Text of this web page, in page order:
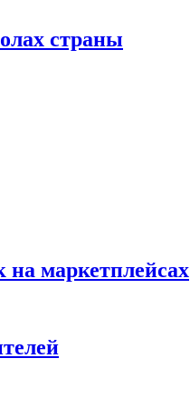
страны
на маркетплейсах